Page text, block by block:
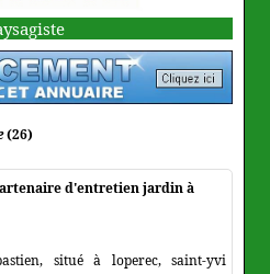
(26)
d'entretien jardin à
situé à loperec, saint-yvi